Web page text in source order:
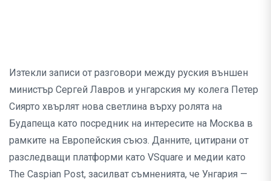
Изтекли записи от разговори между руския външен
министър Сергей Лавров и унгарския му колега Петер
Сиярто хвърлят нова светлина върху ролята на
Будапеща като посредник на интересите на Москва в
рамките на Европейския съюз. Данните, цитирани от
разследващи платформи като VSquare и медии като
The Caspian Post, засилват съмненията, че Унгария —